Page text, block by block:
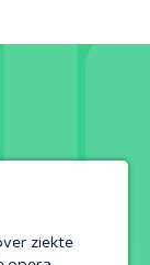
ziekte